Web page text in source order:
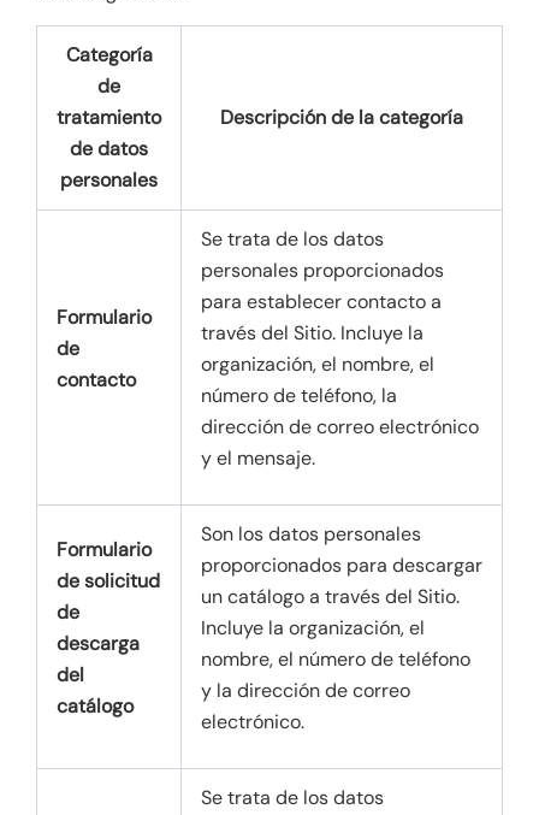
Categoría
de
tratamiento
de datos
personales
Descripción de la categoría
Formulario
de
contacto
Se trata de los datos
personales proporcionados
para establecer contacto a
través del Sitio. Incluye la
organización, el nombre, el
número de teléfono, la
dirección de correo electrónico
y el mensaje.
Formulario
de solicitud
de
descarga
del
catálogo
Son los datos personales
proporcionados para descargar
un catálogo a través del Sitio.
Incluye la organización, el
nombre, el número de teléfono
y la dirección de correo
electrónico.
Se trata de los datos